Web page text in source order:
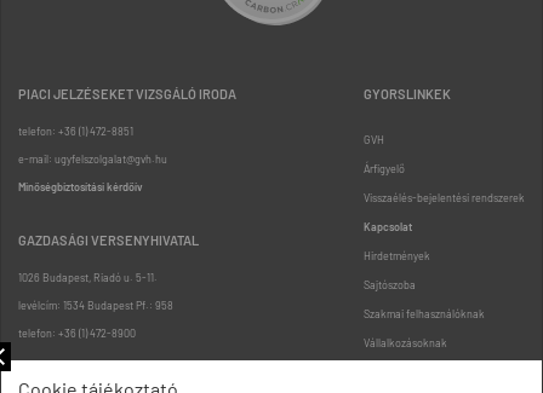
PIACI JELZÉSEKET VIZSGÁLÓ IRODA
telefon: +36 (1) 472-8851
e-mail: ugyfelszolgalat@gvh.hu
Minőségbiztosítási kérdőív
GAZDASÁGI VERSENYHIVATAL
1026 Budapest, Riadó u. 5-11.
levélcím: 1534 Budapest Pf.: 958
telefon: +36 (1) 472-8900
GYORSLINKEK
GVH
Árfigyelő
Visszaélés-bejelentési rendszerek
Kapcsolat
Hirdetmények
Sajtószoba
Szakmai felhasználóknak
Vállalkozásoknak